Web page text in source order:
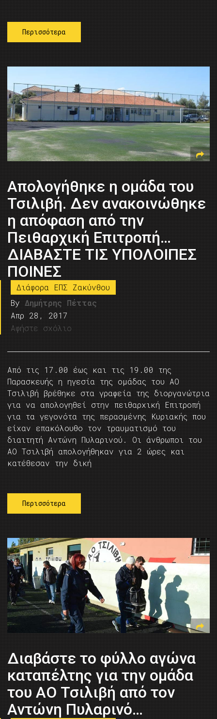
Περισσότερα
Απολογήθηκε η ομάδα του
Τσιλιβή. Δεν ανακοινώθηκε
η απόφαση από την
Πειθαρχική Επιτροπή…
ΔΙΑΒΑΣΤΕ ΤΙΣ ΥΠΟΛΟΙΠΕΣ
ΠΟΙΝΕΣ
Διάφορα ΕΠΣ Ζακύνθου
By Δημήτρης Πέττας
Απρ 28, 2017
Αφήστε σχόλιο
Από τις 17.00 έως και τις 19.00 της
Παρασκευής η ηγεσία της ομάδας του ΑΟ
Τσιλιβή βρέθηκε στα γραφεία της διοργανώτρια
για να απολογηθεί στην πειθαρχική Επιτροπή
για τα γεγονότα της περασμένης Κυριακής που
είχαν επακόλουθο τον τραυματισμό του
διαιτητή Αντώνη Πυλαρινού. Οι άνθρωποι του
ΑΟ Τσιλιβή απολογήθηκαν για 2 ώρες και
κατέθεσαν την δική
Περισσότερα
Διαβάστε το φύλλο αγώνα
καταπέλτης για την ομάδα
του ΑΟ Τσιλιβή από τον
Αντώνη Πυλαρινό…